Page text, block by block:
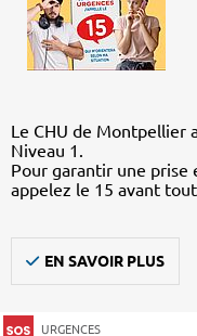
Le CHU de Montpellier
Niveau 1.
Pour garantir une prise
appelez le 15 avant
EN SAVOIR PLUS
URGENCES